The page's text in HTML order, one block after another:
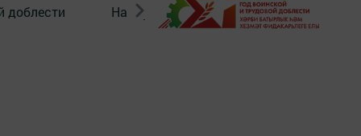
доблести Нацпроекты Поколение будущего